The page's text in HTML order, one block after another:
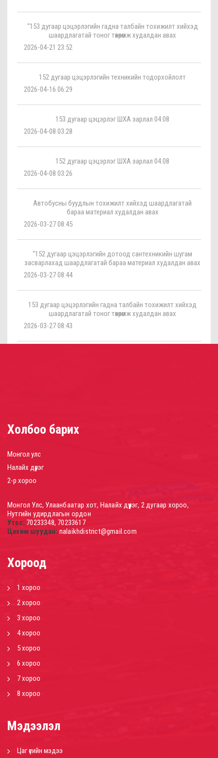
“153 дугаар цэцэрлэгийн гадна талбайн тохижилт хийхэд
шаардлагатай тоног төхөөрөмж худалдан авах
2026-04-21 23:52
152 дугаар цэцэрлэгийн техникийн тодорхойлолт
2026-04-16 06:29
153 дугаар цэцэрлэг ШХА зарлал 04.08
2026-04-08 03:28
152 дугаар цэцэрлэг ШХА зарлал 04.08
2026-04-08 03:26
Автобусны буудлын тохижилт хийхэд шаардлагатай
бараа материал худалдан авах
2026-03-27 08:45
“152 дугаар цэцэрлэгийн дотоод сантехникийн шугам
засварлахад шаардлагатай бараа материал худалдан авах
2026-03-27 08:44
153 дугаар цэцэрлэгийн гадна талбайн тохижилт хийхэд
шаардлагатай тоног төхөөрөмж худалдан авах
2026-03-27 08:43
Холбоо барих
Монгол улс
Налайх дүүрэг
2-р хороо
Монгол Улс, Улаанбаатар хот, Налайх дүүрэг, 2 дугаар хороо,
Нутгийн удирдлагын ордон
Утас: 70233348, 70233617
Цахим шуудан: nalaikhdistrict@gmail.com
Хороод
1 хороо
2 хороо
3 хороо
4 хороо
5 хороо
6 хороо
7 хороо
8 хороо
Мэдээлэл
Цаг үеийн мэдээ